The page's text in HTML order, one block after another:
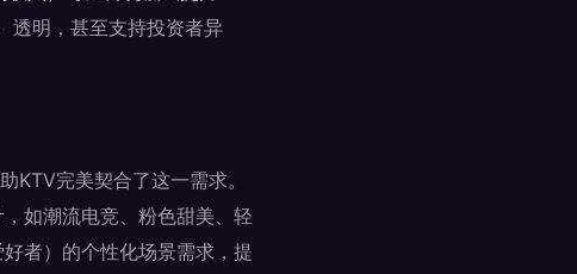
透明，甚至支持投资者异
KTV完美契合了这一需求。
如潮流电竞、粉色甜美、轻
者）的个性化场景需求，提